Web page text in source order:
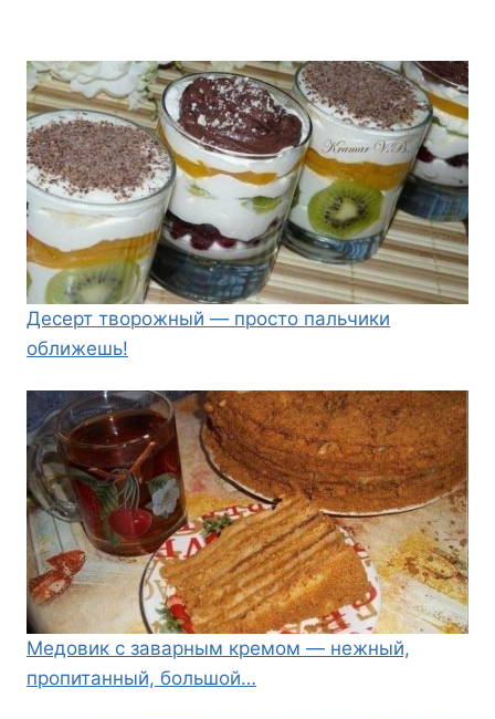
Десерт творожный — просто пальчики
оближешь!
Медовик с заварным кремом — нежный,
пропитанный, большой…